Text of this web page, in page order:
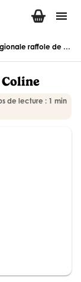
menu
La presse régionale raffole de Coline
de lecture : 1 min